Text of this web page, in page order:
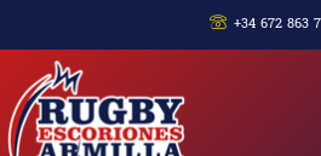
+34 672 863